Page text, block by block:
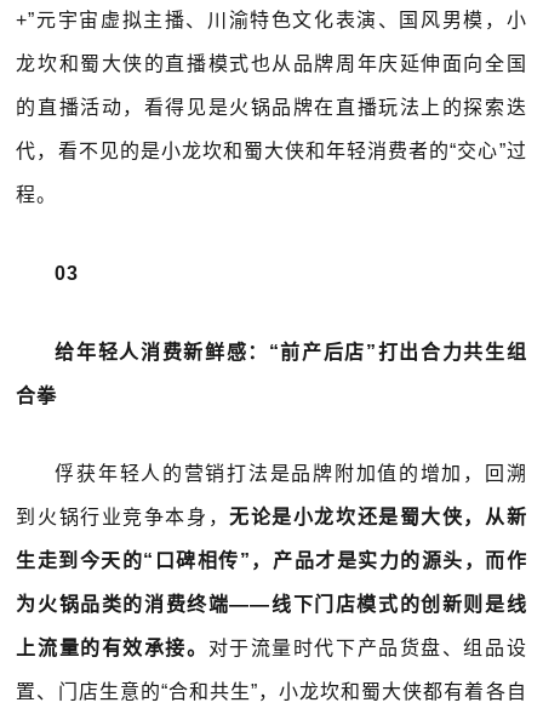
+”元宇宙虚拟主播、川渝特色文化表演、国风男模，小
龙坎和蜀大侠的直播模式也从品牌周年庆延伸面向全国
的直播活动，看得见是火锅品牌在直播玩法上的探索迭
代，看不见的是小龙坎和蜀大侠和年轻消费者的“交心”过
程。
03
给年轻人消费新鲜感：“前产后店”打出合力共生组
合拳
俘获年轻人的营销打法是品牌附加值的增加，回溯
到火锅行业竞争本身，无论是小龙坎还是蜀大侠，从新
生走到今天的“口碑相传”，产品才是实力的源头，而作
为火锅品类的消费终端——线下门店模式的创新则是线
上流量的有效承接。 对于流量时代下产品货盘、组品设
置、门店生意的“合和共生”，小龙坎和蜀大侠都有着各自